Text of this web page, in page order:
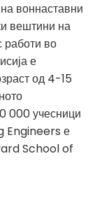
воннаставни
вештини на
работи во
е
од 4-15
000 учесници
Engineers е
School of